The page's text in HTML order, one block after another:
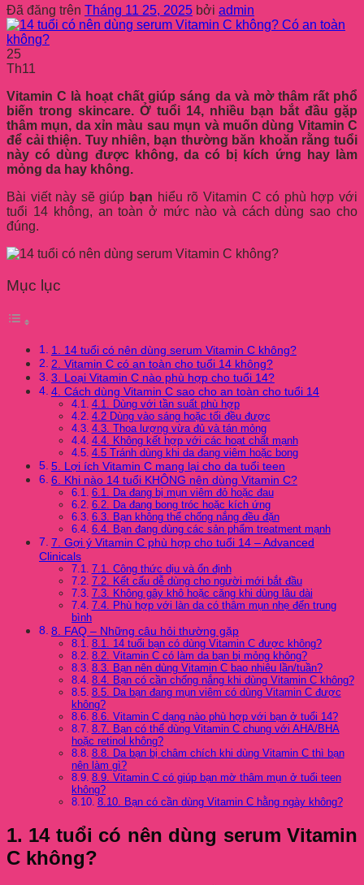
Đã đăng trên Tháng 11 25, 2025 bởi admin
25
Th11
Vitamin C là hoạt chất giúp sáng da và mờ thâm rất phổ
biến trong skincare. Ở tuổi 14, nhiều bạn bắt đầu gặp
thâm mụn, da xỉn màu sau mụn và muốn dùng Vitamin C
để cải thiện. Tuy nhiên, bạn thường băn khoăn rằng tuổi
này có dùng được không, da có bị kích ứng hay làm
mỏng da hay không.
Bài viết này sẽ giúp bạn hiểu rõ Vitamin C có phù hợp với
tuổi 14 không, an toàn ở mức nào và cách dùng sao cho
đúng.
Mục lục
1. 14 tuổi có nên dùng serum Vitamin C không?
2. Vitamin C có an toàn cho tuổi 14 không?
3. Loại Vitamin C nào phù hợp cho tuổi 14?
4. Cách dùng Vitamin C sao cho an toàn cho tuổi 14
4.1. Dùng với tần suất phù hợp
4.2 Dùng vào sáng hoặc tối đều được
4.3. Thoa lượng vừa đủ và tán mỏng
4.4. Không kết hợp với các hoạt chất mạnh
4.5 Tránh dùng khi da đang viêm hoặc bong
5. Lợi ích Vitamin C mang lại cho da tuổi teen
6. Khi nào 14 tuổi KHÔNG nên dùng Vitamin C?
6.1. Da đang bị mụn viêm đỏ hoặc đau
6.2. Da đang bong tróc hoặc kích ứng
6.3. Bạn không thể chống nắng đều đặn
6.4. Bạn đang dùng các sản phẩm treatment mạnh
7. Gợi ý Vitamin C phù hợp cho tuổi 14 – Advanced
Clinicals
7.1. Công thức dịu và ổn định
7.2. Kết cấu dễ dùng cho người mới bắt đầu
7.3. Không gây khô hoặc căng khi dùng lâu dài
7.4. Phù hợp với làn da có thâm mụn nhẹ đến trung
bình
8. FAQ – Những câu hỏi thường gặp
8.1. 14 tuổi bạn có dùng Vitamin C được không?
8.2. Vitamin C có làm da bạn bị mỏng không?
8.3. Bạn nên dùng Vitamin C bao nhiêu lần/tuần?
8.4. Bạn có cần chống nắng khi dùng Vitamin C không?
8.5. Da bạn đang mụn viêm có dùng Vitamin C được
không?
8.6. Vitamin C dạng nào phù hợp với bạn ở tuổi 14?
8.7. Bạn có thể dùng Vitamin C chung với AHA/BHA
hoặc retinol không?
8.8. Da bạn bị châm chích khi dùng Vitamin C thì bạn
nên làm gì?
8.9. Vitamin C có giúp bạn mờ thâm mụn ở tuổi teen
không?
8.10. Bạn có cần dùng Vitamin C hằng ngày không?
1. 14 tuổi có nên dùng serum Vitamin
C không?